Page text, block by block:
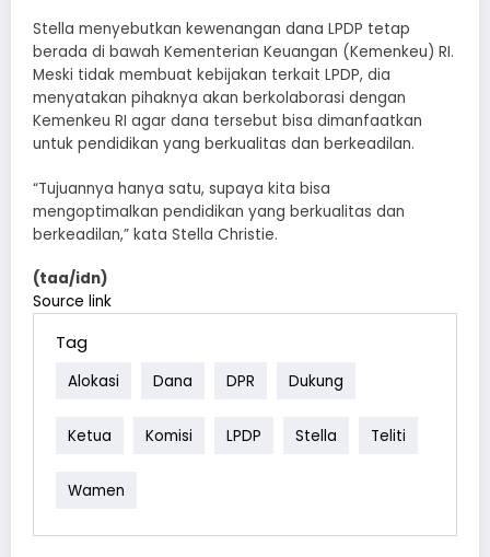
Stella menyebutkan kewenangan dana LPDP tetap
berada di bawah Kementerian Keuangan (Kemenkeu) RI.
Meski tidak membuat kebijakan terkait LPDP, dia
menyatakan pihaknya akan berkolaborasi dengan
Kemenkeu RI agar dana tersebut bisa dimanfaatkan
untuk pendidikan yang berkualitas dan berkeadilan.
“Tujuannya hanya satu, supaya kita bisa
mengoptimalkan pendidikan yang berkualitas dan
berkeadilan,” kata Stella Christie.
(taa/idn)
Source link
Tag
Alokasi Dana DPR Dukung
Ketua Komisi LPDP Stella Teliti
Wamen